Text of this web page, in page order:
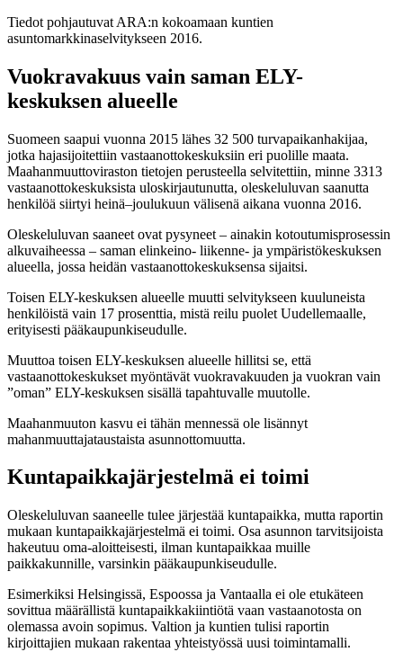
Tiedot pohjautuvat ARA:n kokoamaan kuntien
asuntomarkkinaselvitykseen 2016.
Vuokravakuus vain saman ELY-
keskuksen alueelle
Suomeen saapui vuonna 2015 lähes 32 500 turvapaikanhakijaa,
jotka hajasijoitettiin vastaanottokeskuksiin eri puolille maata.
Maahanmuuttoviraston tietojen perusteella selvitettiin, minne 3313
vastaanottokeskuksista uloskirjautunutta, oleskeluluvan saanutta
henkilöä siirtyi heinä–joulukuun välisenä aikana vuonna 2016.
Oleskeluluvan saaneet ovat pysyneet – ainakin kotoutumisprosessin
alkuvaiheessa – saman elinkeino- liikenne- ja ympäristökeskuksen
alueella, jossa heidän vastaanottokeskuksensa sijaitsi.
Toisen ELY-keskuksen alueelle muutti selvitykseen kuuluneista
henkilöistä vain 17 prosenttia, mistä reilu puolet Uudellemaalle,
erityisesti pääkaupunkiseudulle.
Muuttoa toisen ELY-keskuksen alueelle hillitsi se, että
vastaanottokeskukset myöntävät vuokravakuuden ja vuokran vain
”oman” ELY-keskuksen sisällä tapahtuvalle muutolle.
Maahanmuuton kasvu ei tähän mennessä ole lisännyt
mahanmuuttajataustaista asunnottomuutta.
Kuntapaikkajärjestelmä ei toimi
Oleskeluluvan saaneelle tulee järjestää kuntapaikka, mutta raportin
mukaan kuntapaikkajärjestelmä ei toimi. Osa asunnon tarvitsijoista
hakeutuu oma-aloitteisesti, ilman kuntapaikkaa muille
paikkakunnille, varsinkin pääkaupunkiseudulle.
Esimerkiksi Helsingissä, Espoossa ja Vantaalla ei ole etukäteen
sovittua määrällistä kuntapaikkakiintiötä vaan vastaanotosta on
olemassa avoin sopimus. Valtion ja kuntien tulisi raportin
kirjoittajien mukaan rakentaa yhteistyössä uusi toimintamalli.